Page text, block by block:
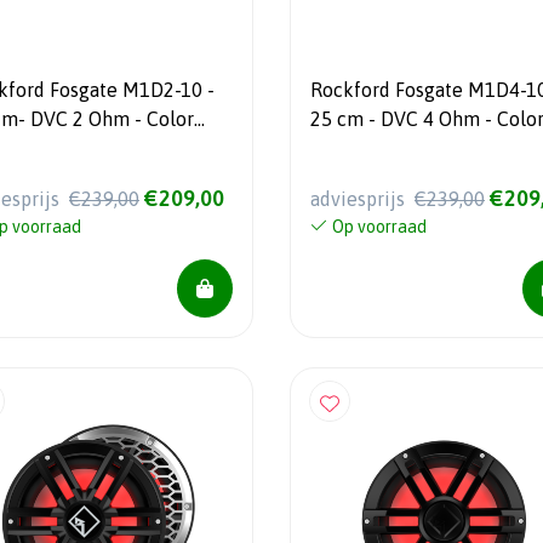
Fosgate M1D2-10 -
- Color
€239,00 €209,00
voorraad
Rockford Fosgate M1D4-
25 cm - DVC 4 Ohm - Color
adviesprijs €239,00
Op voorraad